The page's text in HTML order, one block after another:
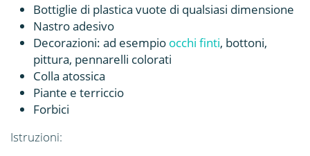
Bottiglie di plastica vuote di qualsiasi dimensione
Nastro adesivo
Decorazioni: ad esempio occhi finti, bottoni,
pittura, pennarelli colorati
Colla atossica
Piante e terriccio
Forbici
Istruzioni: